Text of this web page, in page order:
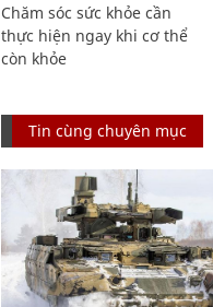
Chăm sóc sức khỏe cần
thực hiện ngay khi cơ thể
còn khỏe
Tin cùng chuyên mục